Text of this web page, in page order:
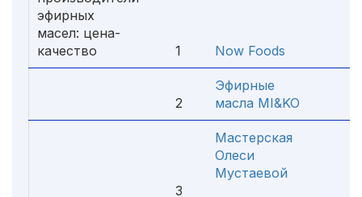
эфирных
масел: цена-
качество
1 Now Foods
2
Эфирные
масла MI&KO
3
Мастерская
Олеси
Мустаевой